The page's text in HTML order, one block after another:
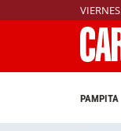
PAMPITA